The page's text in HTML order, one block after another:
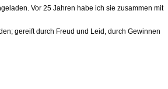
Vor 25 Jahren habe ich sie zusammen mit
gereift durch Freud und Leid, durch Gewinnen